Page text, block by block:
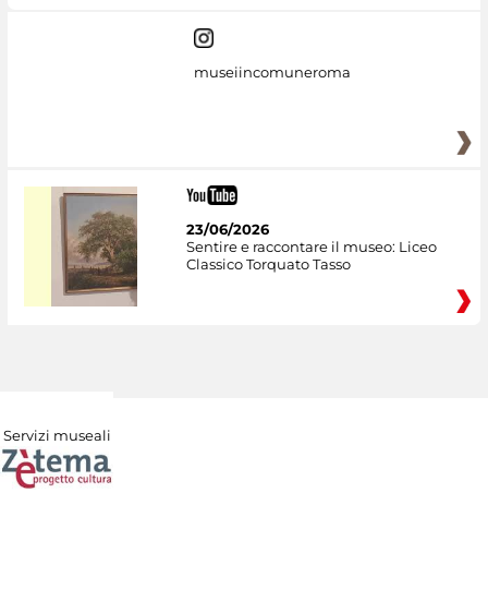
museiincomuneroma
23/06/2026
Sentire e raccontare il museo: Liceo
Classico Torquato Tasso
Servizi museali